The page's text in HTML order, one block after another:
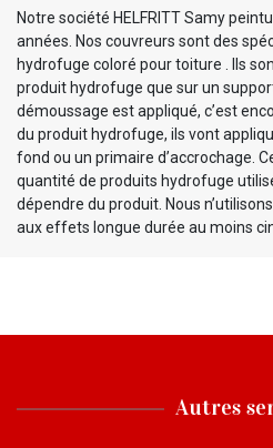
Notre société HELFRITT Samy
années. Nos couvreurs sont des
hydrofuge coloré pour toiture . Ils
produit hydrofuge que sur un
démoussage est appliqué, c’est
du produit hydrofuge, ils vont
fond ou un primaire d’accrochage.
quantité de produits hydrofuge
dépendre du produit. Nous
aux effets longue durée au moins
Autres